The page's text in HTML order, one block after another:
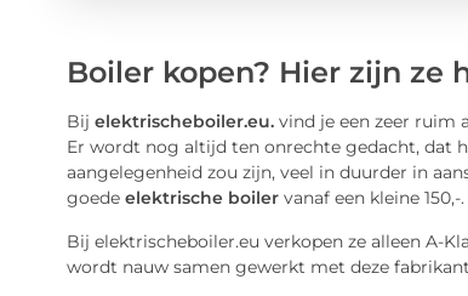
Boiler kopen? Hier zijn ze
Bij elektrischeboiler.eu. vind je een zeer ruim
Er wordt nog altijd ten onrechte gedacht, dat
aangelegenheid zou zijn, veel in duurder in
goede elektrische boilervanaf een kleine 150,-.
Bij elektrischeboiler.eu verkopen ze alleen A-
wordt nauw samen gewerkt met deze